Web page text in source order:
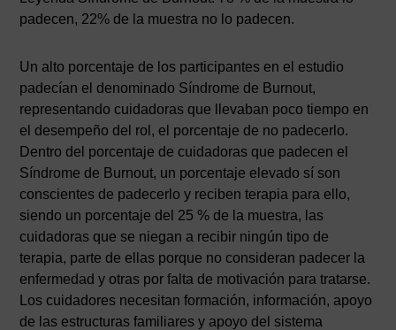
padecen, 22% de la muestra no lo padecen.
Un alto porcentaje de los participantes en el estudio
padecían el denominado Síndrome de Burnout,
representando cuidadoras que llevaban poco tiempo en
el desempeño del rol, el porcentaje de no padecerlo.
Dentro del porcentaje de cuidadoras que padecen el
Síndrome de Burnout, un porcentaje elevado sí son
conscientes de padecerlo y reciben terapia para ello,
siendo un porcentaje del 25 % de la muestra, las
cuidadoras que se niegan a recibir ningún tipo de
terapia, parte de ellas porque no consideran padecer la
enfermedad y otras por falta de motivación para tratarse.
Los cuidadores necesitan formación, información, apoyo
de las estructuras familiares y apoyo del sistema